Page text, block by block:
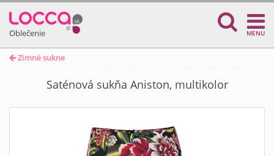
Oblečenie MENU
Zimné sukne
Saténová sukňa Aniston, multikolor